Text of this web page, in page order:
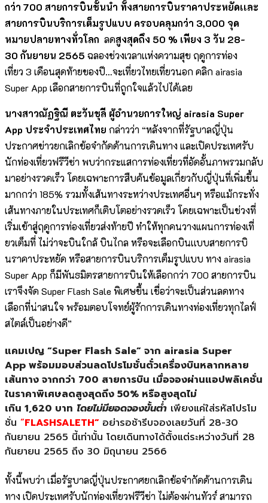
กว่า 700 สายการบินชั้นนำ ทั้งสายการบินราคาประหยัดเเละ
สายการบินบริการเต็มรูปแบบ ครอบคลุมกว่า 3,000 จุด
หมายปลายทางทั่วโลก ลดสูงสุดถึง 50 % เพียง 3 วัน 28-
30 กันยายน 2565 ฉลองช่วงเวลาเเห่งความสุข ฤดูการท่อง
เที่ยว3 เดือนสุดท้ายของปี…จะเที่ยวไทยเที่ยวนอก คลิกairasia
Super App เลือกสายการบินที่ถูกใจแล้วไปได้เลย
นางสาวณัฏฐิณี ตะวันชุลี ผู้อำนวยการใหญ่ airasia Super
App ประจำประเทศไทย กล่าวว่า “หลังจากที่รัฐบาลญี่ปุ่น
ประกาศข่าวยกเลิกข้อจำกัดด้านการเดินทาง และเปิดประเทศรับ
นักท่องเที่ยวฟรีวีซ่า พบว่ากระแสการท่องเที่ยวที่อัดอั้นภาพรวมกลับ
มาอย่างรวดเร็ว โดยเฉพาะการสืบค้นข้อมูลเกี่ยวกับญี่ปุ่นที่เพิ่มขึ้น
มากกว่า185% รวมทั้งเส้นทางระหว่างประเทศอื่นๆ หรือแม้กระทั่ง
เส้นทางภายในประเทศก็เติบโตอย่างรวดเร็ว โดยเฉพาะเป็นช่วงที่
เริ่มเข้าสู่ฤดูการท่องเที่ยวส่งท้ายปี ทำให้ทุกคนวางแผนการท่องเที่
ยวเต็มที่ ไม่ว่าจะบินใกล้ บินไกล หรือจะเลือกบินเเบบสายการบิ
นราคาประหยัด หรือสายการบินบริการเต็มรูปแบบ ทางairasia
Super App ก็มีพันธมิตรสายการบินให้เลือกกว่า700 สายการบิน
เราจึงจัดSuper Flash Sale พิเศษขึ้น เชื่อว่าจะเป็นส่วนลดทาง
เลือกที่น่าสนใจ พร้อมตอบโจทย์ผู้รักการเดินทางท่องเที่ยวทุกไลฟ์
สไตล์เป็นอย่างดี”
แคมเปญ “Super Flash Sale” จาก airasia Super
App พร้อมมอบส่วนลดโปรโมชั่นตั๋วเครื่องบินหลากหลาย
เส้นทาง จากกว่า 700 สายการบิน เมื่อจองผ่านแอปพลิเคชั่น
ในราคาพิเศษลดสูงสุดถึง 50% หรือสูงสุดไม่
เกิน 1,620 บาท โดยไม่มียอดจองขั้นต่ำ เพียงแค่ใส่รหัสโปรโม
ชั่น “FLASHSALETH” อย่ารอช้ารีบจองเลยวันที่ 28-30
กันยายน 2565 นี้เท่านั้น โดยเดินทางได้ตั้งแต่ระหว่างวันที่ 28
กันยายน 2565 ถึง 30 มิถุนายน 2566
ทั้งนี้พบว่า เมื่อรัฐบาลญี่ปุ่นประกาศยกเลิกข้อจำกัดด้านการเดิน
ทาง เปิดประเทศรับนักท่องเที่ยวฟรีวีซ่า ไม่ต้องผ่านทัวร์ สามารถ